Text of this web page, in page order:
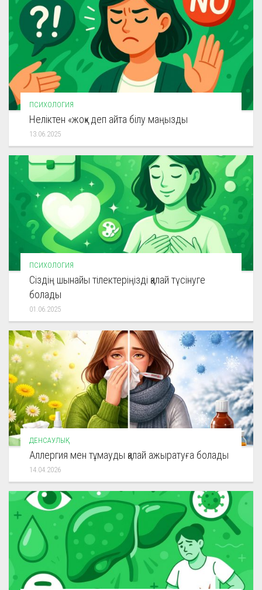
ПСИХОЛОГИЯ
Неліктен «жоқ» деп айта білу маңызды
13.06.2025
ПСИХОЛОГИЯ
Сіздің шынайы тілектеріңізді қалай түсінуге
болады
01.06.2025
ДЕНСАУЛЫҚ
Аллергия мен тұмауды қалай ажыратуға болады
14.04.2026